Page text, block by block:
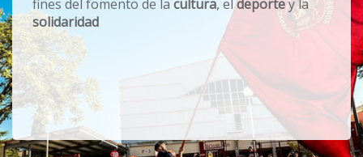
fines del fomento de la cultura, eldeportey la
solidaridad